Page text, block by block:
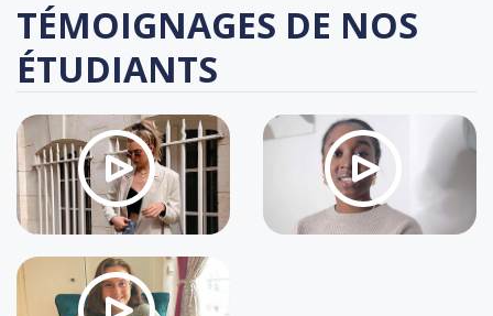
TÉMOIGNAGES DE NOS
ÉTUDIANTS